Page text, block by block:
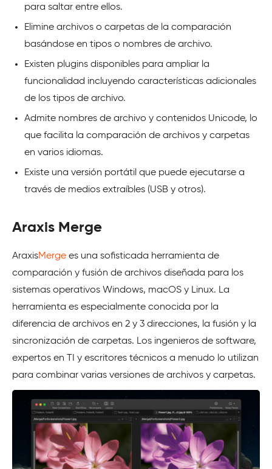
para saltar entre ellos.
Elimine archivos o carpetas de la comparación
basándose en tipos o nombres de archivo.
Existen plugins disponibles para ampliar la
funcionalidad incluyendo características adicionales
de los tipos de archivo.
Admite nombres de archivo y contenidos Unicode, lo
que facilita la comparación de archivos y carpetas
en varios idiomas.
Existe una versión portátil que puede ejecutarse a
través de medios extraíbles (USB y otros).
Araxis Merge
AraxisMerge es una sofisticada herramienta de
comparación y fusión de archivos diseñada para los
sistemas operativos Windows, macOS y Linux. La
herramienta es especialmente conocida por la
diferencia de archivos en 2 y 3 direcciones, la fusión y la
sincronización de carpetas. Los ingenieros de software,
expertos en TI y escritores técnicos a menudo lo utilizan
para combinar varias versiones de archivos y carpetas.